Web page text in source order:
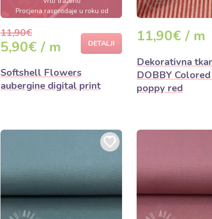
Procjena rasprodaje u roku od
nekoliko sati
11,90€
5,90€ / m DETALJI
Softshell Flowers
aubergine digital print
11,90€ / m
Dekorativna
DOBBY
poppy red